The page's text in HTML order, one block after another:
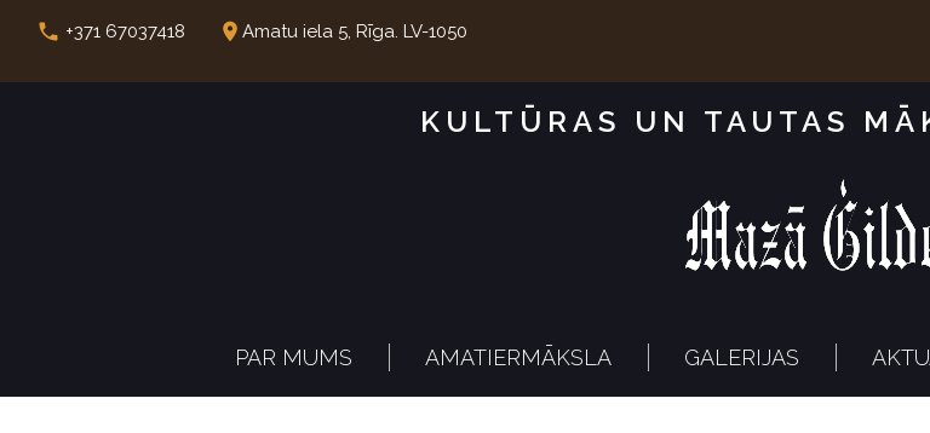
e
call +371 67037418 place Amatu iela 5, Rīga. LV-1050
KULTŪRAS UN TAUTAS
PAR MUMS AMATIERMĀKSLA GALERIJAS